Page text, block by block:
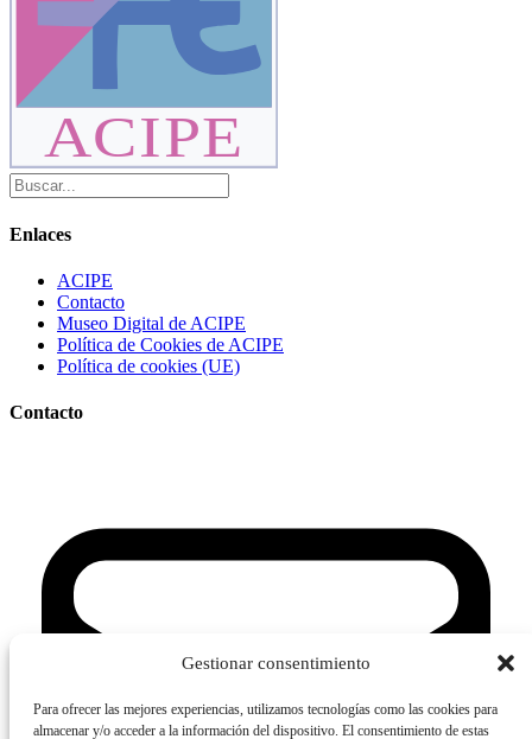
Gestionar consentimiento
Para ofrecer las mejores experiencias, utilizamos tecnologías como las cookies para
almacenar y/o acceder a la información del dispositivo. El consentimiento de estas
ACIPE
Enlaces
ACIPE
Contacto
Museo Digital de ACIPE
Política de Cookies de ACIPE
Política de cookies (UE)
Contacto